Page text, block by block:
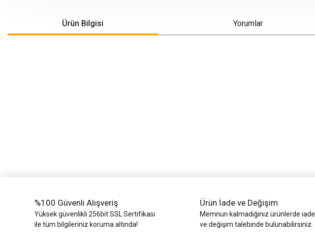
Ürün Bilgisi Yorumlar
%100 Güvenli Alışveriş
Yüksek güvenlikli 256bit SSL Sertifikası
ile tüm bilgileriniz koruma altında!
Ürün İade ve Değişim
Memnun kalmadığınız ürünlerde iade
ve değişim talebinde bulunabilirsiniz.